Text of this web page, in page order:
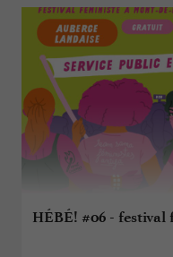
HÉBÉ! #06 - festival